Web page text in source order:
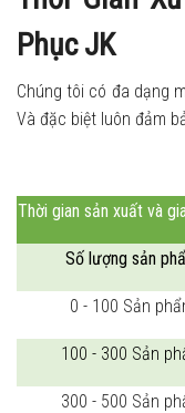
Phục JK
Chúng tôi có đa dạng
Và đặc biệt luôn đảm
Thời gian sản xuất và
Số lượng sản
0 - 100 Sản
100 - 300 Sản
300 - 500 Sản